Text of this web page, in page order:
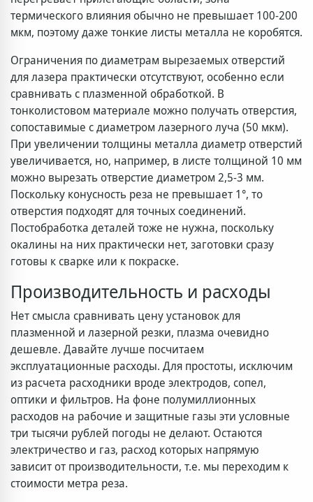
термического влияния обычно не превышает 100-200
мкм, поэтому даже тонкие листы металла не коробятся.
Ограничения по диаметрам вырезаемых отверстий
для лазера практически отсутствуют, особенно если
сравнивать с плазменной обработкой. В
тонколистовом материале можно получать отверстия,
сопоставимые с диаметром лазерного луча (50 мкм).
При увеличении толщины металла диаметр отверстий
увеличивается, но, например, в листе толщиной 10 мм
можно вырезать отверстие диаметром 2,5-3 мм.
Поскольку конусность реза не превышает 1°, то
отверстия подходят для точных соединений.
Постобработка деталей тоже не нужна, поскольку
окалины на них практически нет, заготовки сразу
готовы к сварке или к покраске.
Производительность и расходы
Нет смысла сравнивать цену установок для
плазменной и лазерной резки, плазма очевидно
дешевле. Давайте лучше посчитаем
эксплуатационные расходы. Для простоты, исключим
из расчета расходники вроде электродов, сопел,
оптики и фильтров. На фоне полумиллионных
расходов на рабочие и защитные газы эти условные
три тысячи рублей погоды не делают. Остаются
электричество и газ, расход которых напрямую
зависит от производительности, т.е. мы переходим к
стоимости метра реза.